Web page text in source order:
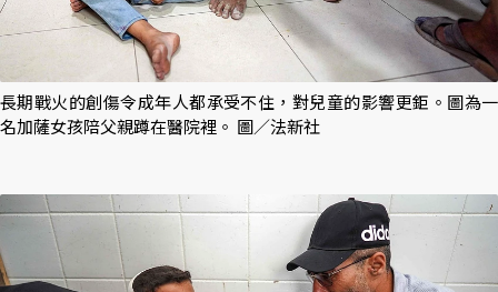
長期戰火的創傷令成年人都承受不住，對兒童的影響更鉅。圖為一
名加薩女孩陪父親蹲在醫院裡。 圖／法新社